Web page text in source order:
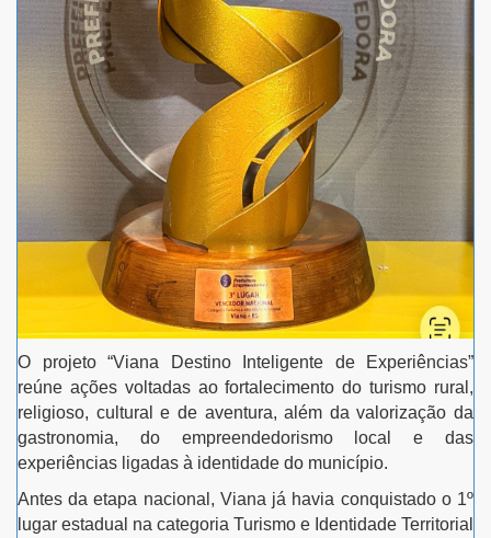
O projeto “Viana Destino Inteligente de Experiências”
reúne ações voltadas ao fortalecimento do turismo rural,
religioso, cultural e de aventura, além da valorização da
gastronomia, do empreendedorismo local e das
experiências ligadas à identidade do município.
Antes da etapa nacional, Viana já havia conquistado o 1º
lugar estadual na categoria Turismo e Identidade Territorial